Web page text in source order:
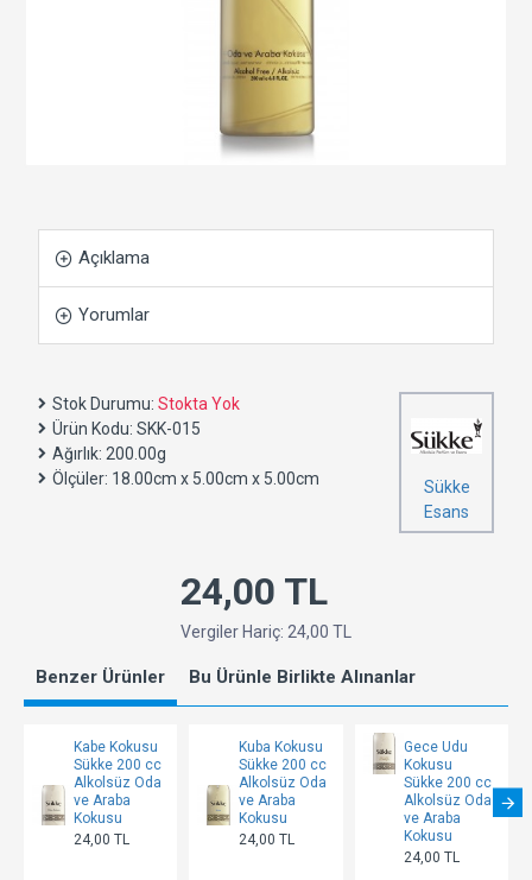
Açıklama
Yorumlar
Stok Durumu: Stokta Yok
Ürün Kodu: SKK-015
Ağırlık: 200.00g
Ölçüler: 18.00cm x 5.00cm x 5.00cm
Sükke
Esans
24,00 TL
Vergiler Hariç: 24,00 TL
Benzer Ürünler Bu Ürünle Birlikte Alınanlar
Kabe Kokusu
Sükke 200 cc
Alkolsüz Oda
ve Araba
Kokusu
24,00 TL
Kuba Kokusu
Sükke 200 cc
Alkolsüz Oda
ve Araba
Kokusu
24,00 TL
Gece Udu
Kokusu
Sükke 200 cc
Alkolsüz Oda
ve Araba
Kokusu
24,00 TL